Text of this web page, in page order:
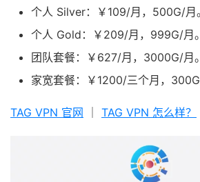
个人 Silver：￥109/月，500G/月。
个人 Gold：￥209/月，999G/月。
团队套餐：￥627/月，3000G/月。
家宽套餐：￥1200/三个月，
TAG VPN 官网 TAG VPN 怎么样？